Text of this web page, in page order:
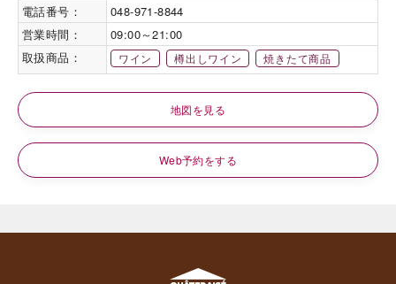
電話番号：
048-971-8844
営業時間：
09:00～21:00
取扱商品：
ワイン 樽出しワイン 焼きたて商品
地図を見る
Web予約をする